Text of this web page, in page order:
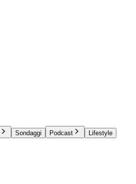
Sondaggi Podcast
Lifestyle